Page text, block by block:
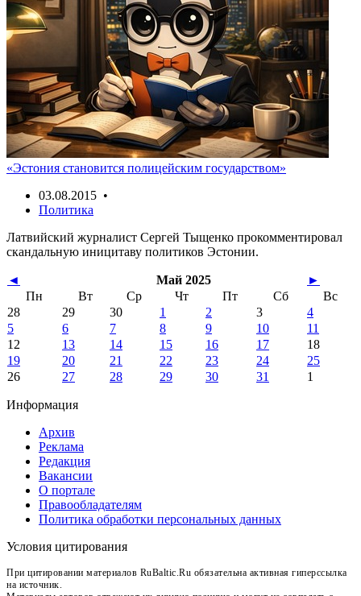
«Эстония становится полицейским государством»
03.08.2015 •
Политика
Латвийский журналист Сергей Тыщенко прокомментировал
скандальную иницитаву политиков Эстонии.
◄ Май 2025
►
Пн
Вт Ср Чт Пт Сб
Вс
28
29 30 1 2 3
4
5
6 7 8 9 10
11
12
13 14 15 16 17
18
19
20 21 22 23 24
25
26
27 28 29 30 31 1
Информация
Архив
Реклама
Редакция
Вакансии
О портале
Правообладателям
Политика обработки персональных данных
Условия цитирования
При цитировании материалов RuBaltic.Ru обязательна активная гиперссылка
на источник.